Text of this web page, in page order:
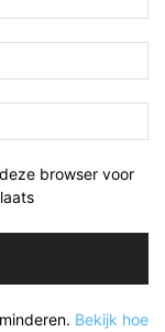
browser voor
Bekijk hoe